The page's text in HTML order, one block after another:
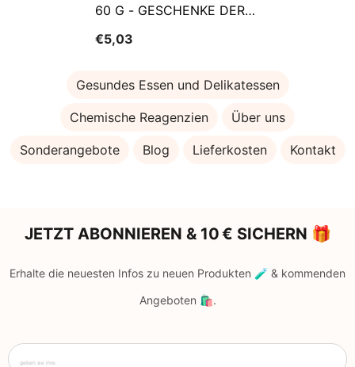
60 G - GESCHENKE DER
€5,03
Gesundes Essen und Delikatessen
Chemische Reagenzien Über uns
Sonderangebote Blog Lieferkosten Kontakt
JETZT ABONNIEREN & 10 € SICHERN 🎁
Erhalte die neuesten Infos zu neuen Produkten 🧪 & kommenden
Angeboten 🛍️.
geben sie ihre